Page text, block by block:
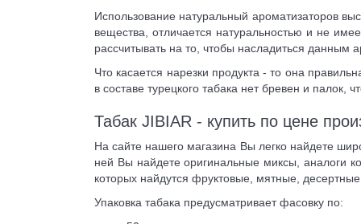
Использование натуральный ароматизаторов
вещества, отличается натуральностью и не
рассчитывать на то, чтобы насладиться данным
Что касается нарезки продукта - то она
в составе турецкого табака нет бревен и палок,
Табак JIBIAR - купить по цене
На сайте нашего магазина Вы легко найдете
ней Вы найдете оригинальные миксы, аналоги
которых найдутся фруктовые, мятные,
Упаковка табака предусматривает фасовку по: